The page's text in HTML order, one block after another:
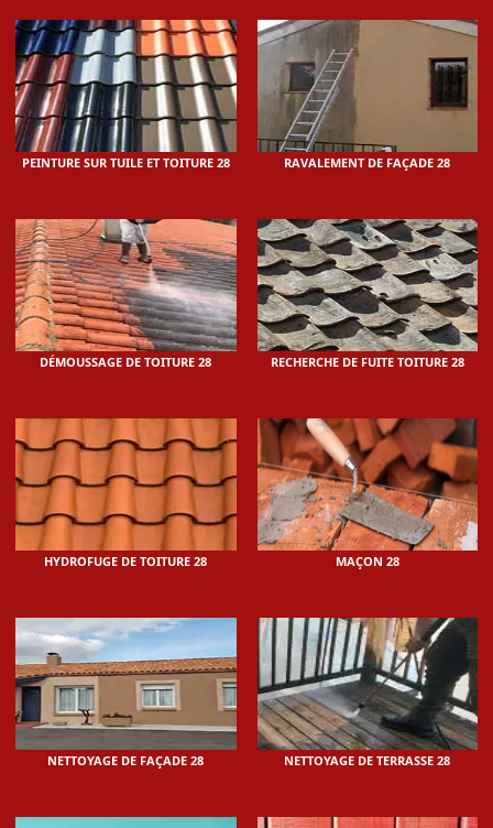
PEINTURE SUR TUILE ET TOITURE 28 RAVALEMENT DE FAÇADE 28
DÉMOUSSAGE DE TOITURE 28 RECHERCHE DE FUITE TOITURE 28
HYDROFUGE DE TOITURE 28 MAÇON 28
NETTOYAGE DE FAÇADE 28 NETTOYAGE DE TERRASSE 28